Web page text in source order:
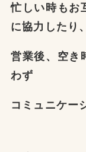
忙しい時もお
に協力したり、
営業後、空き
わず
コミュニケー